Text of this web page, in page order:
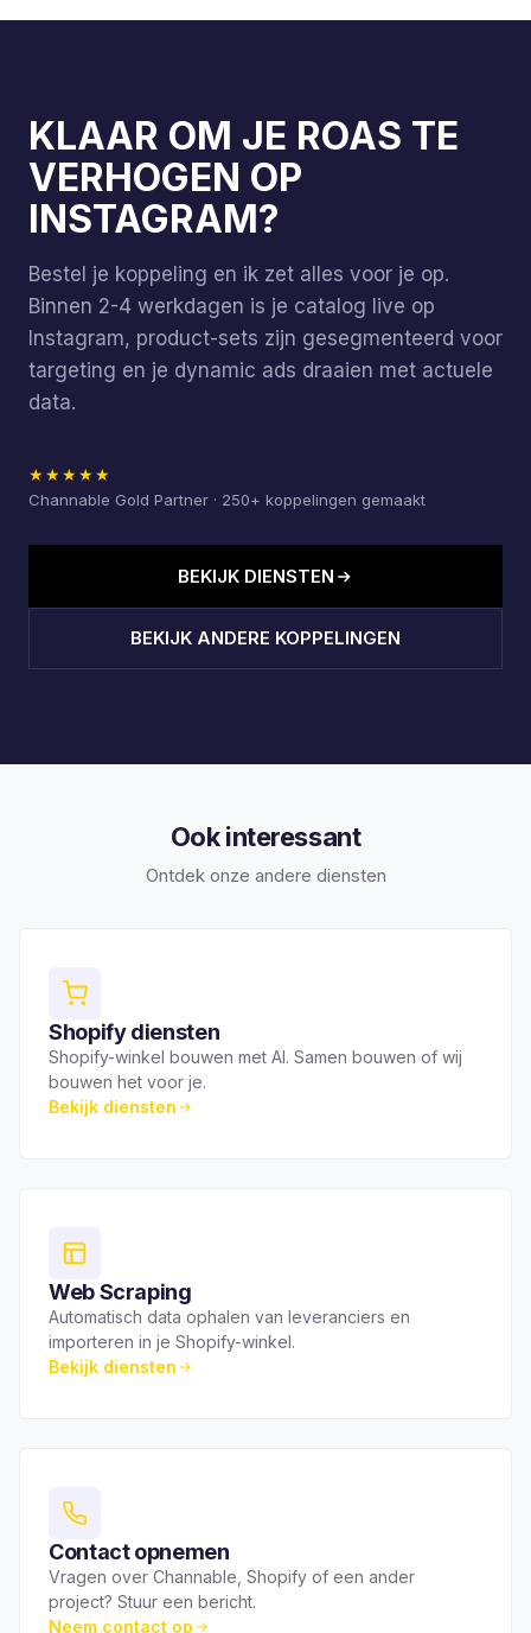
KLAAR OM JE ROAS TE
VERHOGEN OP
INSTAGRAM?
Bestel je koppeling en ik zet alles voor je op.
Binnen 2-4 werkdagen is je catalog live op
Instagram, product-sets zijn gesegmenteerd voor
targeting en je dynamic ads draaien met actuele
data.
★★★★★
Channable Gold Partner · 250+ koppelingen gemaakt
BEKIJK DIENSTEN
BEKIJK ANDERE KOPPELINGEN
Ook interessant
Ontdek onze andere diensten
Shopify diensten
Shopify-winkel bouwen met AI. Samen bouwen of wij
bouwen het voor je.
Bekijk diensten
Web Scraping
Automatisch data ophalen van leveranciers en
importeren in je Shopify-winkel.
Bekijk diensten
Contact opnemen
Vragen over Channable, Shopify of een ander
project? Stuur een bericht.
Neem contact op